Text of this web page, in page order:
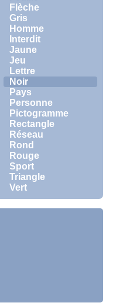
Flèche
Gris
Homme
Interdit
Jaune
Jeu
Lettre
Noir
Pays
Personne
Pictogramme
Rectangle
Réseau
Rond
Rouge
Sport
Triangle
Vert